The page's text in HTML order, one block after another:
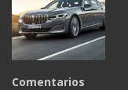
Comentarios